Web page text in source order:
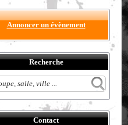
Annoncer un évènement
Recherche
Contact